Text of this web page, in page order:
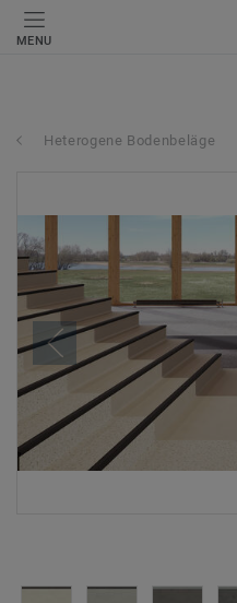
MENU
Heterogene Bodenbeläge